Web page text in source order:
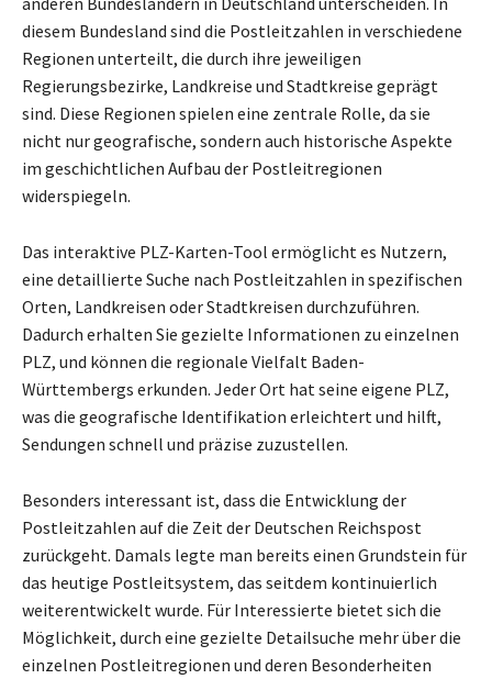
diesem Bundesland sind die Postleitzahlen in verschiedene
Regionen unterteilt, die durch ihre jeweiligen
Regierungsbezirke, Landkreise und Stadtkreise geprägt
sind. Diese Regionen spielen eine zentrale Rolle, da sie
nicht nur geografische, sondern auch historische Aspekte
im geschichtlichen Aufbau der Postleitregionen
widerspiegeln.
Das interaktive PLZ-Karten-Tool ermöglicht es Nutzern,
eine detaillierte Suche nach Postleitzahlen in spezifischen
Orten, Landkreisen oder Stadtkreisen durchzuführen.
Dadurch erhalten Sie gezielte Informationen zu einzelnen
PLZ, und können die regionale Vielfalt Baden-
Württembergs erkunden. Jeder Ort hat seine eigene PLZ,
was die geografische Identifikation erleichtert und hilft,
Sendungen schnell und präzise zuzustellen.
Besonders interessant ist, dass die Entwicklung der
Postleitzahlen auf die Zeit der Deutschen Reichspost
zurückgeht. Damals legte man bereits einen Grundstein für
das heutige Postleitsystem, das seitdem kontinuierlich
weiterentwickelt wurde. Für Interessierte bietet sich die
Möglichkeit, durch eine gezielte Detailsuche mehr über die
einzelnen Postleitregionen und deren Besonderheiten